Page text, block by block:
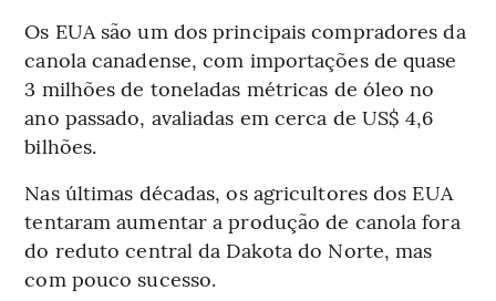
Os EUA são um dos principais compradores da
canola canadense, com importações de quase
3 milhões de toneladas métricas de óleo no
ano passado, avaliadas em cerca de US$ 4,6
bilhões.
Nas últimas décadas, os agricultores dos EUA
tentaram aumentar a produção de canola fora
do reduto central da Dakota do Norte, mas
com pouco sucesso.